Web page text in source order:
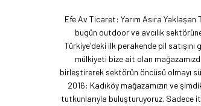
Efe Av Ticaret: Yarım Asıra Yaklaşan
bugün outdoor ve avcılık
Türkiye'deki ilk perakende pil satışını
mülkiyeti bize ait olan
birleştirerek sektörün öncüsü olmayı
2016: Kadıköy mağazamızın ve
tutkunlarıyla buluşturuyoruz. Sadece